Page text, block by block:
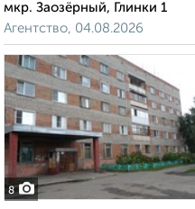
мкр. Заозёрный, Глинки 1
Агентство, 04.08.2026
8